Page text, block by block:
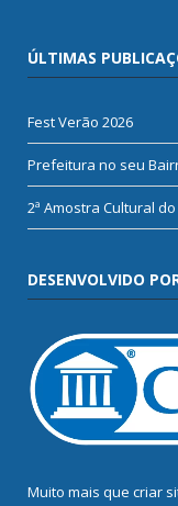
ÚLTIMAS
Fest Verão 2026
Prefeitura no seu
2ª Amostra Cultural
DESENVOLVIDO
Muito mais que criar